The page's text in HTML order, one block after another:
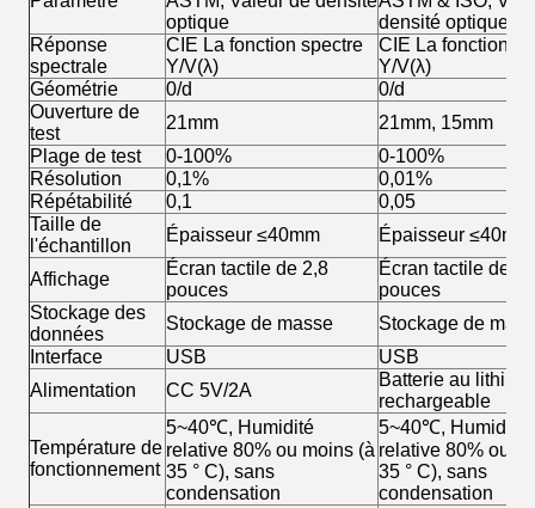
optique
densité optique
Réponse
spectrale
CIE La fonction spectre
Y/V(λ)
CIE La fonction
Y/V(λ)
Géométrie
0/d
0/d
Ouverture de
test
21mm
21mm, 15mm
Plage de test
0-100%
0-100%
Résolution
0,1%
0,01%
Répétabilité
0,1
0,05
Taille de
l'échantillon
Épaisseur ≤40mm Épaisseur ≤40mm
Affichage
Écran tactile de 2,8
pouces
Écran tactile de
pouces
Stockage des
données
Stockage de masse
Stockage de
Interface
USB
USB
Alimentation
CC 5V/2A
Batterie au lithium
rechargeable
Température de
fonctionnement
5~40℃, Humidité
relative 80% ou moins (à
35 ° C), sans
condensation
5~40℃, Humidité
relative 80% ou
35 ° C), sans
condensation